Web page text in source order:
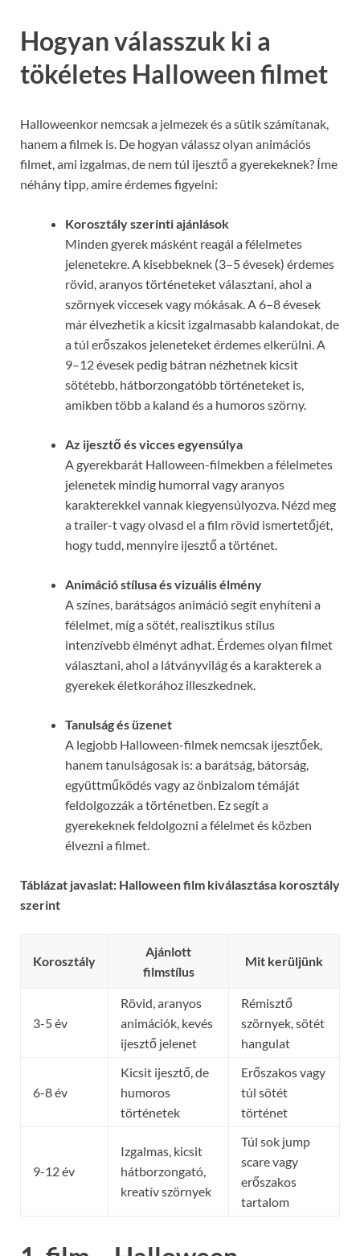
Hogyan válasszuk ki a
tökéletes Halloween filmet
Halloweenkor nemcsak a jelmezek és a sütik számítanak,
hanem a filmek is. De hogyan válassz olyan animációs
filmet, ami izgalmas, de nem túl ijesztő a gyerekeknek? Íme
néhány tipp, amire érdemes figyelni:
Korosztály szerinti ajánlások
Minden gyerek másként reagál a félelmetes
jelenetekre. A kisebbeknek (3–5 évesek) érdemes
rövid, aranyos történeteket választani, ahol a
szörnyek viccesek vagy mókásak. A 6–8 évesek
már élvezhetik a kicsit izgalmasabb kalandokat, de
a túl erőszakos jeleneteket érdemes elkerülni. A
9–12 évesek pedig bátran nézhetnek kicsit
sötétebb, hátborzongatóbb történeteket is,
amikben több a kaland és a humoros szörny.
Az ijesztő és vicces egyensúlya
A gyerekbarát Halloween-filmekben a félelmetes
jelenetek mindig humorral vagy aranyos
karakterekkel vannak kiegyensúlyozva. Nézd meg
a trailer-t vagy olvasd el a film rövid ismertetőjét,
hogy tudd, mennyire ijesztő a történet.
Animáció stílusa és vizuális élmény
A színes, barátságos animáció segít enyhíteni a
félelmet, míg a sötét, realisztikus stílus
intenzívebb élményt adhat. Érdemes olyan filmet
választani, ahol a látványvilág és a karakterek a
gyerekek életkorához illeszkednek.
Tanulság és üzenet
A legjobb Halloween-filmek nemcsak ijesztőek,
hanem tanulságosak is: a barátság, bátorság,
együttműködés vagy az önbizalom témáját
feldolgozzák a történetben. Ez segít a
gyerekeknek feldolgozni a félelmet és közben
élvezni a filmet.
Táblázat javaslat: Halloween film kiválasztása korosztály
szerint
Korosztály
Ajánlott
filmstílus
Mit kerüljünk
3-5 év
Rövid, aranyos
animációk, kevés
ijesztő jelenet
Rémisztő
szörnyek, sötét
hangulat
6-8 év
Kicsit ijesztő, de
humoros
történetek
Erőszakos vagy
túl sötét
történet
9-12 év
Izgalmas, kicsit
hátborzongató,
kreatív szörnyek
Túl sok jump
scare vagy
erőszakos
tartalom